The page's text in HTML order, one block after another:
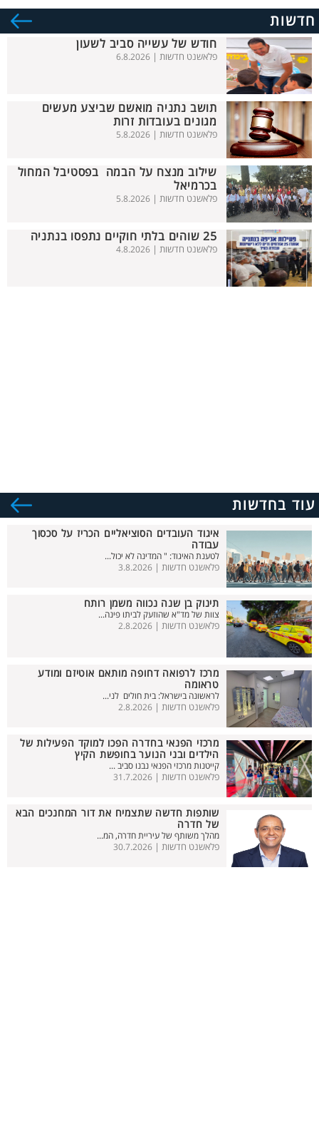
חדשות
חודש של עשייה סביב לשעון
פלאשנט חדשות | 6.8.2026
תושב נתניה מואשם שביצע מעשים
מגונים בעובדות זרות
פלאשנט חדשות | 5.8.2026
שילוב מנצח על הבמה בפסטיבל המחול
בכרמיאל
פלאשנט חדשות | 5.8.2026
25 שוהים בלתי חוקיים נתפסו בנתניה
פלאשנט חדשות | 4.8.2026
עוד בחדשות
איגוד העובדים הסוציאליים הכריז על סכסוך
עבודה
לטענת האיגוד: " המדינה לא יכול...
פלאשנט חדשות | 3.8.2026
תינוק בן שנה נכווה משמן רותח
צוות של מד"א שהוזעק לביתו פינה...
פלאשנט חדשות | 2.8.2026
מרכז לרפואה דחופה מותאם אוטיזם ומודע
טראומה
לראשונה בישראל: בית חולים לני...
פלאשנט חדשות | 2.8.2026
מרכזי הפנאי בחדרה הפכו למוקד הפעילות של
הילדים ובני הנוער בחופשת הקיץ
קייטנות מרכזי הפנאי נבנו סביב ...
פלאשנט חדשות | 31.7.2026
שותפות חדשה שתצמיח את דור המחנכים הבא
של חדרה
מהלך משותף של עיריית חדרה, המ...
פלאשנט חדשות | 30.7.2026